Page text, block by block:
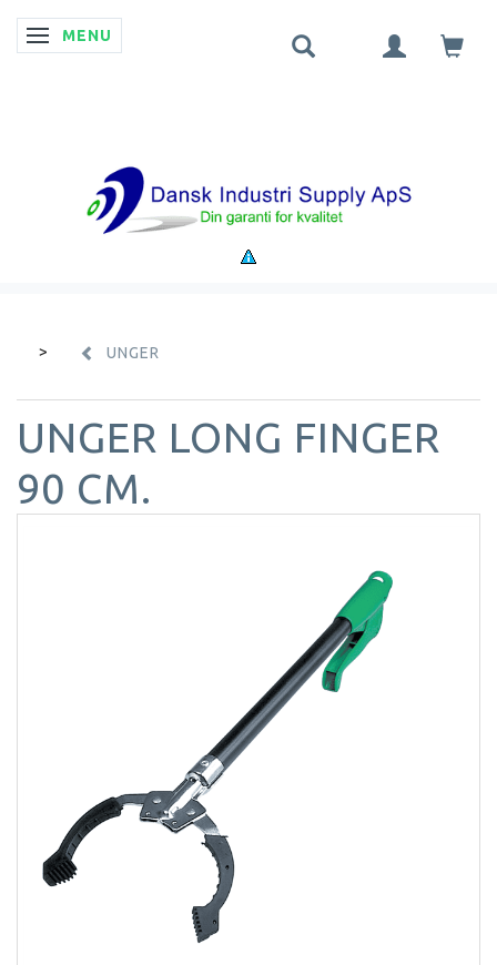
SKIFTE NAVIGATION
MENU
UNGER
UNGER LONG FINGER
90 CM.